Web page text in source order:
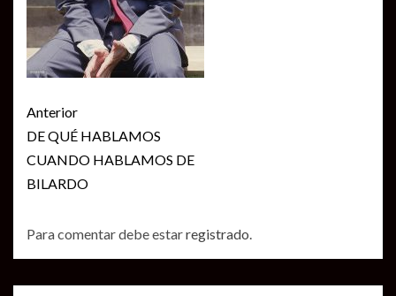
Seguir
leyendo
Anterior
DE QUÉ HABLAMOS
CUANDO HABLAMOS DE
BILARDO
Para comentar debe estarregistrado.